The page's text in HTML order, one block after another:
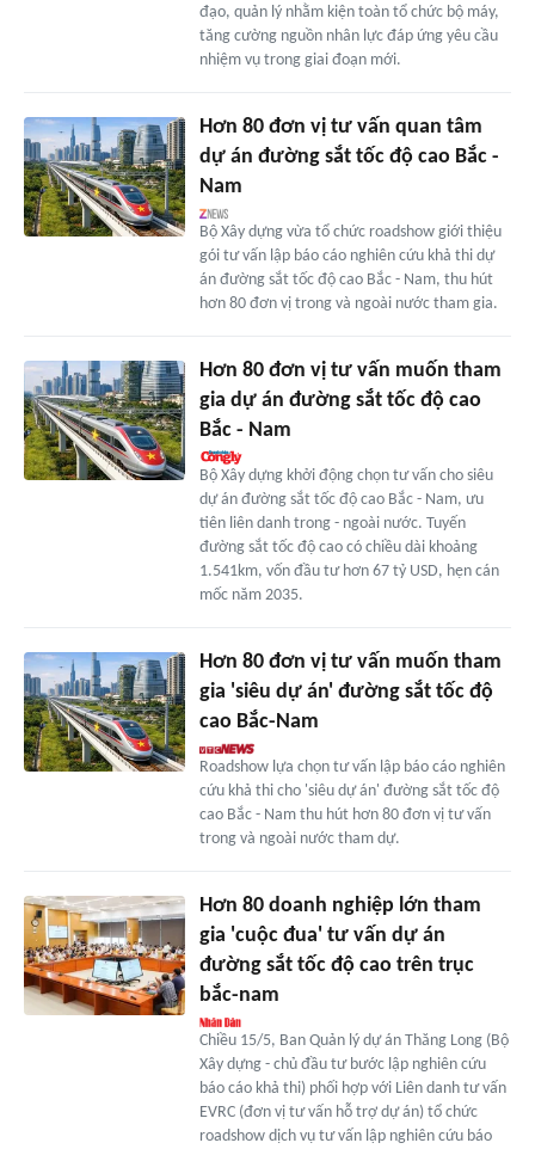
đạo, quản lý nhằm kiện toàn tổ chức bộ máy,
tăng cường nguồn nhân lực đáp ứng yêu cầu
nhiệm vụ trong giai đoạn mới.
Hơn 80 đơn vị tư vấn quan tâm
dự án đường sắt tốc độ cao Bắc -
Nam
Bộ Xây dựng vừa tổ chức roadshow giới thiệu
gói tư vấn lập báo cáo nghiên cứu khả thi dự
án đường sắt tốc độ cao Bắc - Nam, thu hút
hơn 80 đơn vị trong và ngoài nước tham gia.
Hơn 80 đơn vị tư vấn muốn tham
gia dự án đường sắt tốc độ cao
Bắc - Nam
Bộ Xây dựng khởi động chọn tư vấn cho siêu
dự án đường sắt tốc độ cao Bắc - Nam, ưu
tiên liên danh trong - ngoài nước. Tuyến
đường sắt tốc độ cao có chiều dài khoảng
1.541km, vốn đầu tư hơn 67 tỷ USD, hẹn cán
mốc năm 2035.
Hơn 80 đơn vị tư vấn muốn tham
gia 'siêu dự án' đường sắt tốc độ
cao Bắc-Nam
Roadshow lựa chọn tư vấn lập báo cáo nghiên
cứu khả thi cho 'siêu dự án' đường sắt tốc độ
cao Bắc - Nam thu hút hơn 80 đơn vị tư vấn
trong và ngoài nước tham dự.
Hơn 80 doanh nghiệp lớn tham
gia 'cuộc đua' tư vấn dự án
đường sắt tốc độ cao trên trục
bắc-nam
Chiều 15/5, Ban Quản lý dự án Thăng Long (Bộ
Xây dựng - chủ đầu tư bước lập nghiên cứu
báo cáo khả thi) phối hợp với Liên danh tư vấn
EVRC (đơn vị tư vấn hỗ trợ dự án) tổ chức
roadshow dịch vụ tư vấn lập nghiên cứu báo